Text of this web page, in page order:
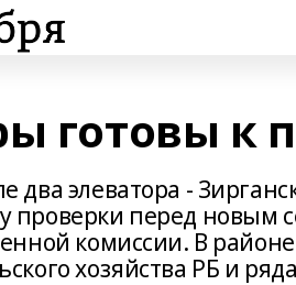
готовы к
два элеватора -
проверки перед новым
комиссии. В
хозяйства РБ и